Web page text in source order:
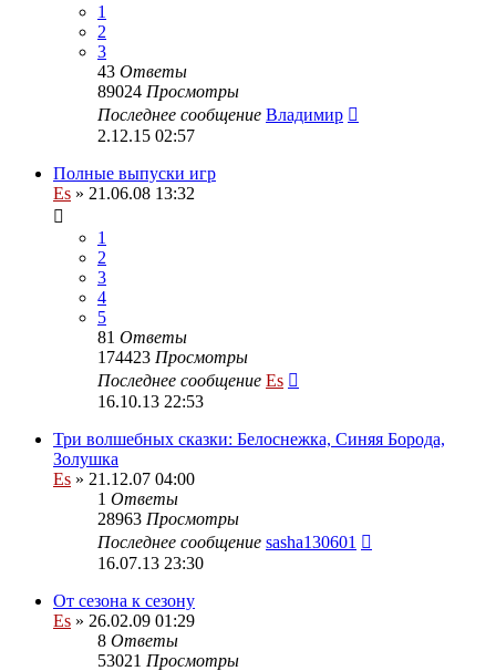
1
2
3
43 Ответы
89024 Просмотры
Последнее сообщение Владимир
2.12.15 02:57
Полные выпуски игр
Es » 21.06.08 13:32
1
2
3
4
5
81 Ответы
174423 Просмотры
Последнее сообщение Es
16.10.13 22:53
Три волшебных сказки: Белоснежка, Синяя Борода,
Золушка
Es » 21.12.07 04:00
1 Ответы
28963 Просмотры
Последнее сообщение sasha130601
16.07.13 23:30
От сезона к сезону
Es » 26.02.09 01:29
8 Ответы
53021 Просмотры